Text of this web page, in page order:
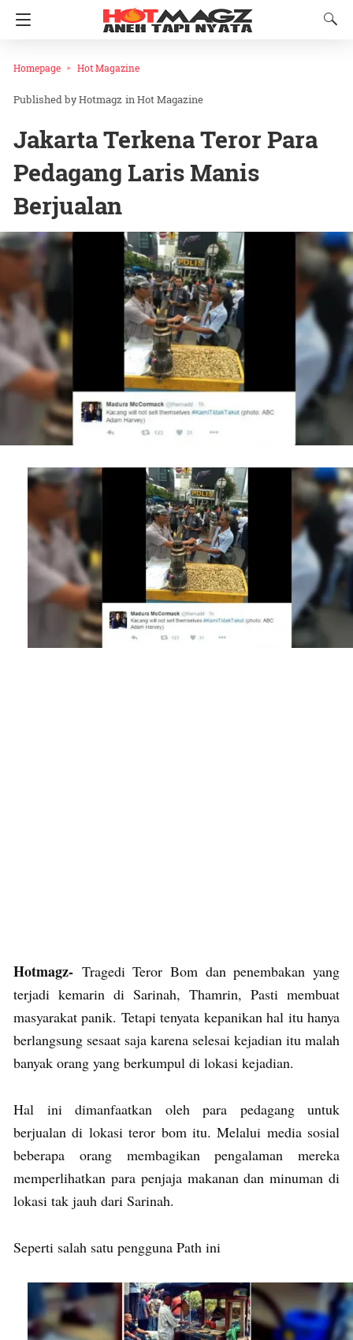
Homepage Hot Magazine
Hotmagz inHot Magazine
Jakarta Terkena Teror Para
Pedagang Laris Manis
Berjualan
Hotmagz- Tragedi Teror Bom dan penembakan yang
terjadi kemarin di Sarinah, Thamrin, Pasti membuat
masyarakat panik. Tetapi tenyata kepanikan hal itu hanya
berlangsung sesaat saja karena selesai kejadian itu malah
banyak orang yang berkumpul di lokasi kejadian.
Hal ini dimanfaatkan oleh para pedagang untuk
berjualan di lokasi teror bom itu. Melalui media sosial
beberapa orang membagikan pengalaman mereka
memperlihatkan para penjaja makanan dan minuman di
lokasi tak jauh dari Sarinah.
Seperti salah satu pengguna Path ini